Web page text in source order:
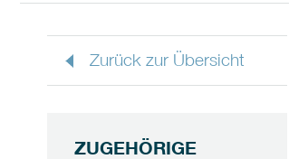
Zurück zur Übersicht
ZUGEHÖRIGE